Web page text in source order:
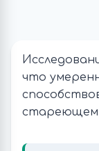
что
стареющем